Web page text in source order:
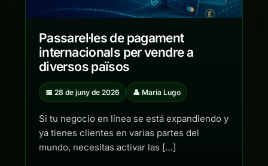
Passarel·les de pagament
internacionals per vendre a
diversos països
📅 28 de juny de 2026 👤 Maria Lugo
Si tu negocio en línea se está expandiendo y
ya tienes clientes en varias partes del
mundo, necesitas activar las […]